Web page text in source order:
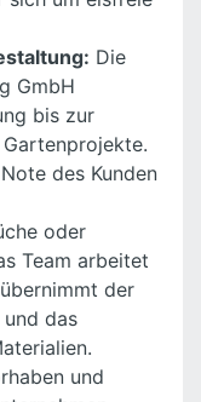
Die
GmbH
bis zur
des Kunden
oder
Team arbeitet
der
das
und